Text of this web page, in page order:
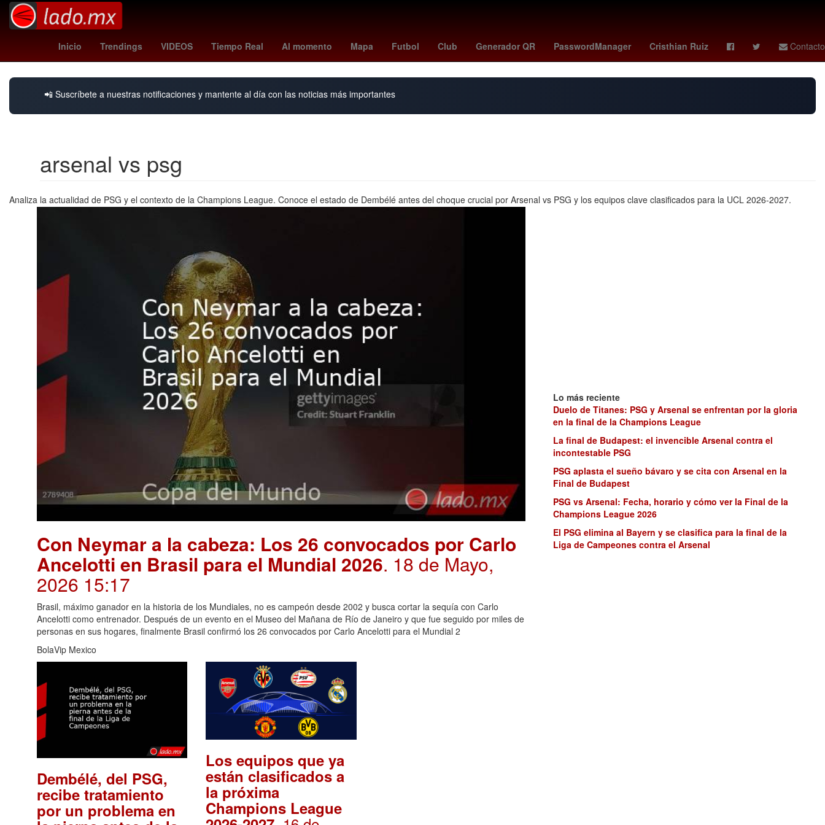
Inicio Trendings VIDEOS Tiempo Real Al momento Mapa Futbol Club Generador QR PasswordManager Cristhian Ruiz Contacto
Brasil España Ario Aguascalientes Norberto Rivera Aguinaldos presidente de la suprema corte de justicia de la nación nashville sc - león HBO
📲 Suscríbete a nuestras notificaciones y mantente al día con las noticias más importantes
arsenal vs psg
Analiza la actualidad de PSG y el contexto de la Champions League. Conoce el estado de Dembélé antes del choque crucial por Arsenal vs PSG y los equipos clave clasificados para la UCL 2026-2027.
Con Neymar a la cabeza: Los 26 convocados por Carlo
Ancelotti en Brasil para el Mundial 2026. 18 de Mayo,
2026 15:17
Brasil, máximo ganador en la historia de los Mundiales, no es campeón desde 2002 y busca cortar la sequía con Carlo
Ancelotti como entrenador. Después de un evento en el Museo del Mañana de Río de Janeiro y que fue seguido por miles de
personas en sus hogares, finalmente Brasil confirmó los 26 convocados por Carlo Ancelotti para el Mundial 2
BolaVip Mexico
Dembélé, del PSG,
recibe tratamiento
por un problema en
Los equipos que ya
están clasificados a
la próxima
Champions League
Lo más reciente
Duelo de Titanes: PSG y Arsenal se enfrentan por la gloria
en la final de la Champions League
La final de Budapest: el invencible Arsenal contra el
incontestable PSG
PSG aplasta el sueño bávaro y se cita con Arsenal en la
Final de Budapest
PSG vs Arsenal: Fecha, horario y cómo ver la Final de la
Champions League 2026
El PSG elimina al Bayern y se clasifica para la final de la
Liga de Campeones contra el Arsenal